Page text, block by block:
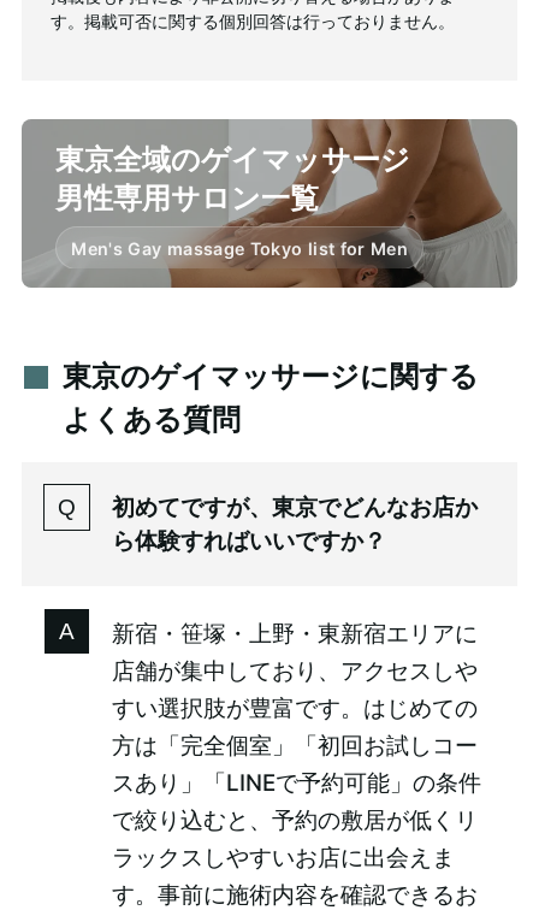
東京全域のゲイマッサージ
男性専用サロン一覧
Men's Gay massage Tokyo list for Men
東京のゲイマッサージに関する
よくある質問
初めてですが、東京でどんなお店か
ら体験すればいいですか？
新宿・笹塚・上野・東新宿エリアに
店舗が集中しており、アクセスしや
すい選択肢が豊富です。はじめての
方は「完全個室」「初回お試しコー
スあり」「LINEで予約可能」の条件
で絞り込むと、予約の敷居が低くリ
ラックスしやすいお店に出会えま
す。事前に施術内容を確認できるお
す。掲載可否に関する個別回答は行っておりません。